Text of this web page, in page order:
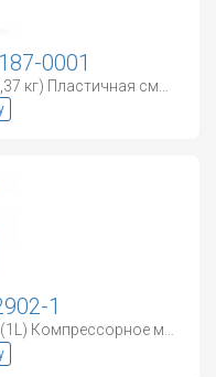
0001
1
MANNOL Compressor Oil ISO 100 (1L) Компрессорное масло